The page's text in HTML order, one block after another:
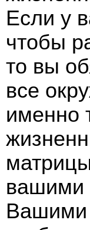
Если у
чтобы
то вы
все
именно
вашими
Вашими